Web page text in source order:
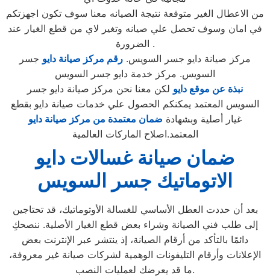
من الاعطال الغير متوقعة نتيجة الصيانه معنا سوف تكون اجهزتكم
في امان وسوف تحصل علي صيانه وتغير لاي من قطع الغيار عند
الضرورة .
مركز صيانة دايو جسر السويس. رقم مركز صيانة دايو جسر
السويس. مركز خدمة دايو جسر السويس
نبذة عن موقع دايو لكن معنا نحن مركز صيانة دايو جسر
السويس المعتمد يمكنكم الحصول علي خدمات صيانة دايو بقطع
غيار أصلية وبشهادة ضمان معتمدة من مركز صيانة دايو
المعتمد.اصلاح الماركات العالمية
ضمان صيانة غسالات دايو
الاتوماتيك جسر السويس
بعد أن حددت العطل الأساسي للغسالة الأوتوماتيك، قد تحتاجين
إلى طلب فني الصيانة وشراء بعض قطع الغيار الأصلية. ننصحكِ
دائمًا بالتأكد من أرقام الصيانة، إذ ينتشر عبر الإنترنت بعض
الإعلانات وأرقام التليفونات الوهمية لشركات صيانة غير معروفة،
ما قد يعرضك لعمليات النصب.